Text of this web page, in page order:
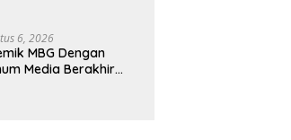
6, 2026
MBG Dengan
Media Berakhir